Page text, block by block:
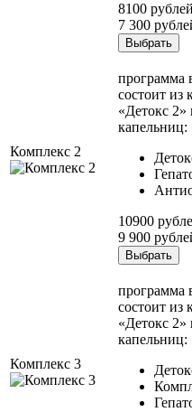
8100 рублей
7 300
Выбрать
Комплекс 2
программа
состоит из
«Детокс
капельниц:
10900
9 900
Выбрать
Комплекс 3
программа
состоит из
«Детокс
капельниц: